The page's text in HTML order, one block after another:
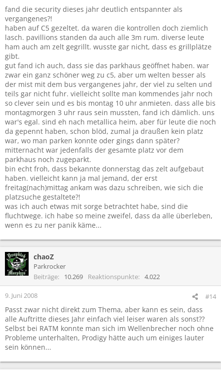
fand die security dieses jahr deutlich entspannter als
vergangenes?!
haben auf C5 gezeltet. da waren die kontrollen doch ziemlich
lasch. pavillions standen da auch alle 3m rum. diverse leute
ham auch am zelt gegrillt. wusste gar nicht, dass es grillplätze
gibt.
gut fand ich auch, dass sie das parkhaus geöffnet haben. war
zwar ein ganz schöner weg zu c5, aber um welten besser als
der mist mit dem bus vergangenes jahr, der viel zu selten und
teils gar nicht fuhr. vielleicht sollte man kommendes jahr noch
so clever sein und es bis montag 10 uhr anmieten. dass alle bis
montagmorgen 3 uhr raus sein mussten, fand ich dämlich. uns
war's egal. sind eh nach metallica heim, aber für leute die noch
da gepennt haben, schon blöd, zumal ja draußen kein platz
war, wo man parken konnte oder gings dann später?
mitternacht war jedenfalls der gesamte platz vor dem
parkhaus noch zugeparkt.
bin echt froh, dass bekannte donnerstag das zelt aufgebaut
haben. vielleicht kann ja mal jemand, der erst
freitag(nach)mittag ankam was dazu schreiben, wie sich die
platzsuche gestaltete?!
was ich auch etwas mit sorge betrachtet habe, sind die
fluchtwege. ich habe so meine zweifel, dass da alle überleben,
wenn es zu ner panik käme...
chaoZ
Parkrocker
Beiträge
10.269 Reaktionspunkte 4.022
9. Juni 2008 #14
Passt zwar nicht direkt zum Thema, aber kann es sein, dass
alle Auftritte dieses Jahr einfach viel leiser waren als sonst??
Selbst bei RATM konnte man sich im Wellenbrecher noch ohne
Probleme unterhalten, Prodigy hätte auch um einiges lauter
sein können...